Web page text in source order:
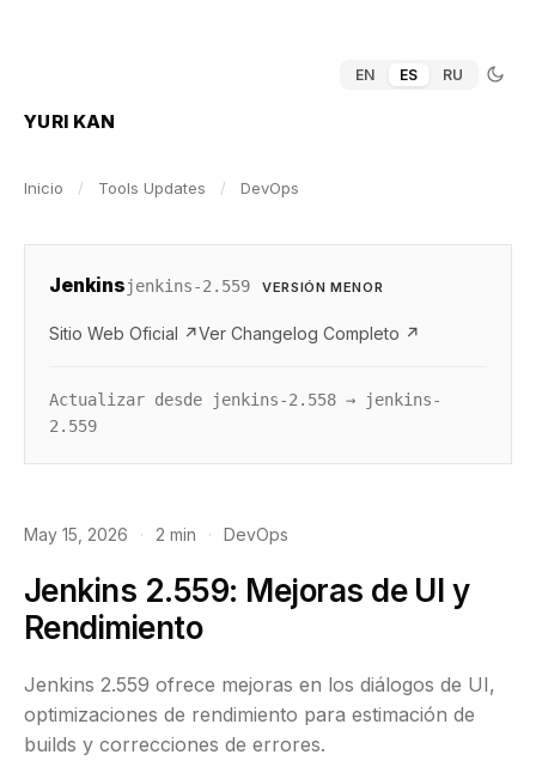
EN ES RU
YURI KAN
Inicio / Tools Updates / DevOps
Jenkinsjenkins-2.559 VERSIÓN MENOR
Sitio Web Oficial ↗Ver Changelog Completo ↗
Actualizar desde jenkins-2.558 → jenkins-
2.559
May 15, 2026 · 2 min · DevOps
Jenkins 2.559: Mejoras de UI y
Rendimiento
Jenkins 2.559 ofrece mejoras en los diálogos de UI,
optimizaciones de rendimiento para estimación de
builds y correcciones de errores.